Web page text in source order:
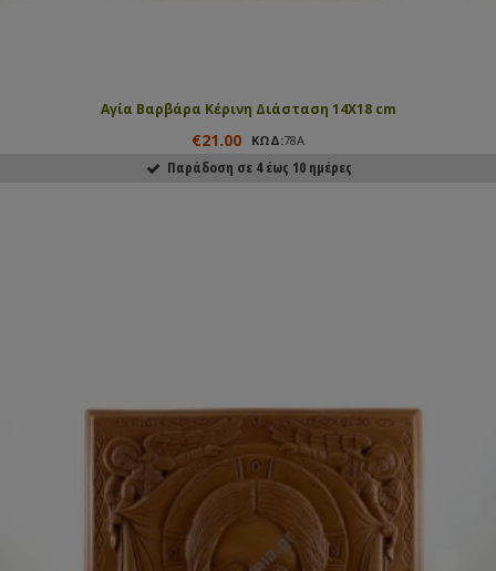
Αγία Βαρβάρα Κέρινη Διάσταση 14Χ18 cm
€21.00 ΚΩΔ:78Α
Παράδοση σε 4 έως 10 ημέρες